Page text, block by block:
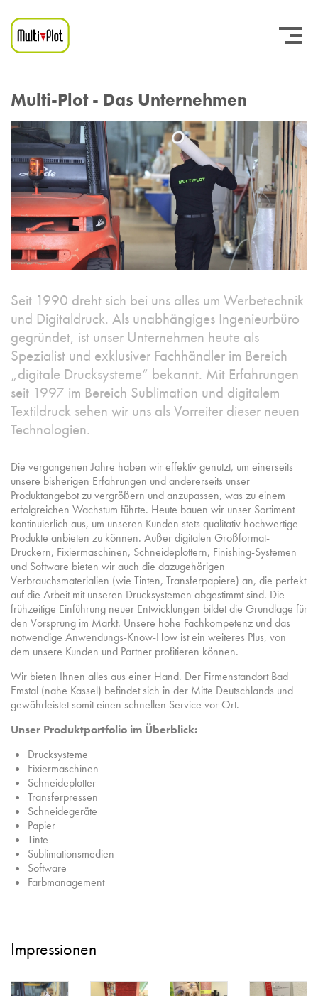
Multi-Plot - Das Unternehmen
Seit 1990 dreht sich bei uns alles um Werbetechnik
und Digitaldruck. Als unabhängiges Ingenieurbüro
gegründet, ist unser Unternehmen heute als
Spezialist und exklusiver Fachhändler im Bereich
„digitale Drucksysteme“ bekannt. Mit Erfahrungen
seit 1997 im Bereich Sublimation und digitalem
Textildruck sehen wir uns als Vorreiter dieser neuen
Technologien.
Die vergangenen Jahre haben wir effektiv genutzt, um einerseits
unsere bisherigen Erfahrungen und andererseits unser
Produktangebot zu vergrößern und anzupassen, was zu einem
erfolgreichen Wachstum führte. Heute bauen wir unser Sortiment
kontinuierlich aus, um unseren Kunden stets qualitativ hochwertige
Produkte anbieten zu können. Außer digitalen Großformat-
Druckern, Fixiermaschinen, Schneideplottern, Finishing-Systemen
und Software bieten wir auch die dazugehörigen
Verbrauchsmaterialien (wie Tinten, Transferpapiere) an, die perfekt
auf die Arbeit mit unseren Drucksystemen abgestimmt sind. Die
frühzeitige Einführung neuer Entwicklungen bildet die Grundlage für
den Vorsprung im Markt. Unsere hohe Fachkompetenz und das
notwendige Anwendungs-Know-How ist ein weiteres Plus, von
dem unsere Kunden und Partner profitieren können.
Wir bieten Ihnen alles aus einer Hand. Der Firmenstandort Bad
Emstal (nahe Kassel) befindet sich in der Mitte Deutschlands und
gewährleistet somit einen schnellen Service vor Ort.
Unser Produktportfolio im Überblick:
Drucksysteme
Fixiermaschinen
Schneideplotter
Transferpressen
Schneidegeräte
Papier
Tinte
Sublimationsmedien
Software
Farbmanagement
Impressionen